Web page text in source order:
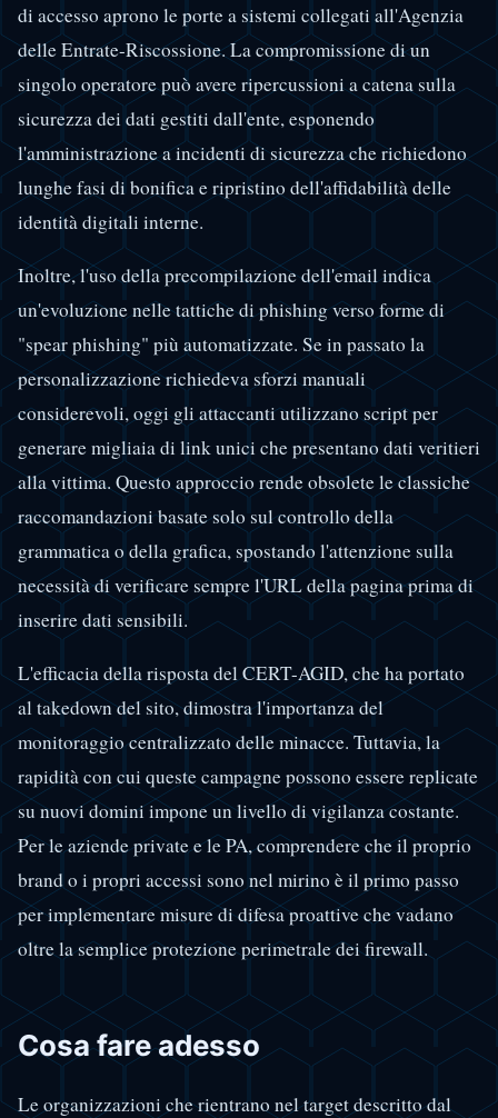
di accesso aprono le porte a sistemi collegati all'Agenzia
delle Entrate-Riscossione. La compromissione di un
singolo operatore può avere ripercussioni a catena sulla
sicurezza dei dati gestiti dall'ente, esponendo
l'amministrazione a incidenti di sicurezza che richiedono
lunghe fasi di bonifica e ripristino dell'affidabilità delle
identità digitali interne.
Inoltre, l'uso della precompilazione dell'email indica
un'evoluzione nelle tattiche di phishing verso forme di
"spear phishing" più automatizzate. Se in passato la
personalizzazione richiedeva sforzi manuali
considerevoli, oggi gli attaccanti utilizzano script per
generare migliaia di link unici che presentano dati veritieri
alla vittima. Questo approccio rende obsolete le classiche
raccomandazioni basate solo sul controllo della
grammatica o della grafica, spostando l'attenzione sulla
necessità di verificare sempre l'URL della pagina prima di
inserire dati sensibili.
L'efficacia della risposta del CERT-AGID, che ha portato
al takedown del sito, dimostra l'importanza del
monitoraggio centralizzato delle minacce. Tuttavia, la
rapidità con cui queste campagne possono essere replicate
su nuovi domini impone un livello di vigilanza costante.
Per le aziende private e le PA, comprendere che il proprio
brand o i propri accessi sono nel mirino è il primo passo
per implementare misure di difesa proattive che vadano
oltre la semplice protezione perimetrale dei firewall.
Cosa fare adesso
Le organizzazioni che rientrano nel target descritto dal